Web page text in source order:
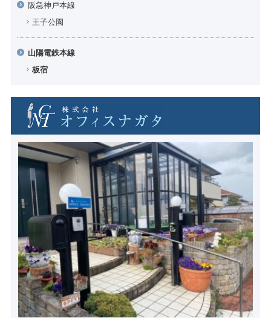
阪急神戸本線
王子公園
山陽電鉄本線
板宿